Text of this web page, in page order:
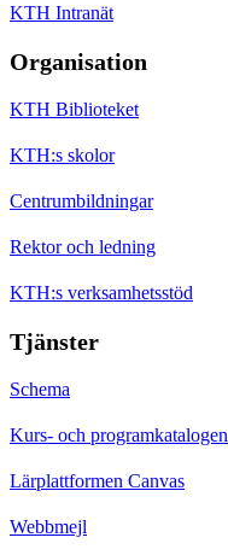
KTH Intranät
Organisation
KTH Biblioteket
KTH:s skolor
Centrumbildningar
Rektor och ledning
KTH:s verksamhetsstöd
Tjänster
Schema
Kurs- och programkatalogen
Lärplattformen Canvas
Webbmejl